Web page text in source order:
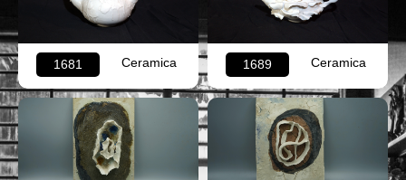
1681 Ceramica 1689 Ceramica